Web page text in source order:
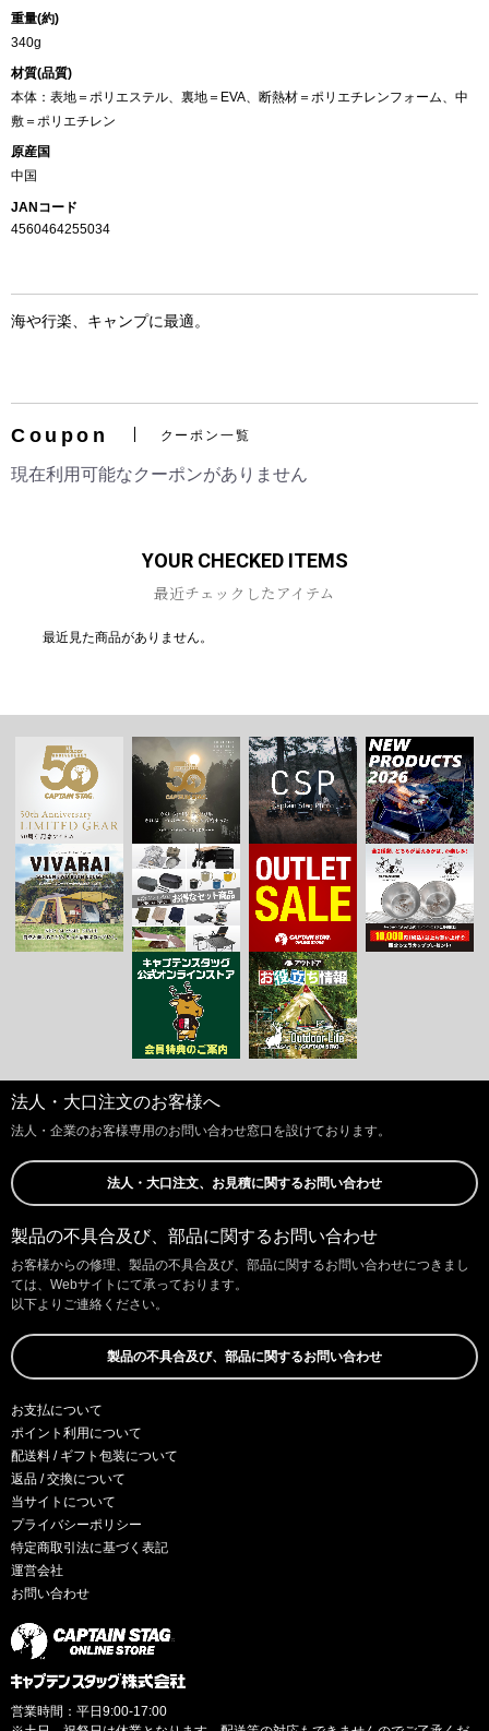
重量(約)
340g
材質(品質)
本体：表地＝ポリエステル、裏地＝EVA、断熱材＝ポリエチレンフォーム、中
敷＝ポリエチレン
原産国
中国
JANコード
4560464255034
海や行楽、キャンプに最適。
Coupon クーポン一覧
現在利用可能なクーポンがありません
YOUR CHECKED ITEMS
最近チェックしたアイテム
最近見た商品がありません。
法人・大口注文のお客様へ
法人・企業のお客様専用のお問い合わせ窓口を設けております。
法人・大口注文、お見積に関するお問い合わせ
製品の不具合及び、部品に関するお問い合わせ
お客様からの修理、製品の不具合及び、部品に関するお問い合わせにつきまし
ては、Webサイトにて承っております。
以下よりご連絡ください。
製品の不具合及び、部品に関するお問い合わせ
お支払について
ポイント利用について
配送料 / ギフト包装について
返品 / 交換について
当サイトについて
プライバシーポリシー
特定商取引法に基づく表記
運営会社
お問い合わせ
営業時間：平日9:00-17:00